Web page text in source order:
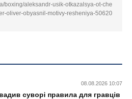
boxing/aleksandr-usik-otkazalsya-ot-che
oliver-obyasnil-motivy-resheniya-50620
08.08.2026 10:07
суворі правила для гравців